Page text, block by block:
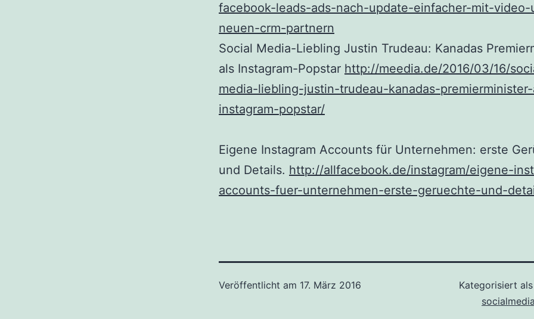
facebook-leads-ads-nach-update-einfacher-mit-video-
neuen-crm-partnern
Social Media-Liebling Justin Trudeau: Kanadas
als Instagram-Popstar http://meedia.de/2016/03/16/
media-liebling-justin-trudeau-kanadas-
instagram-popstar/
Eigene Instagram Accounts für Unternehmen: erste
und Details. http://allfacebook.de/instagram/eigene-
accounts-fuer-unternehmen-erste-geruechte-und-
Veröffentlicht am 17. März 2016 Kategorisiert als